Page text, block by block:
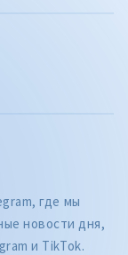
где мы
новости дня,
и TikTok.